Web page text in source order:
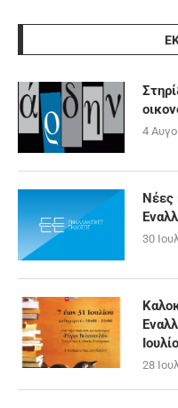
4
Νέες
30
28